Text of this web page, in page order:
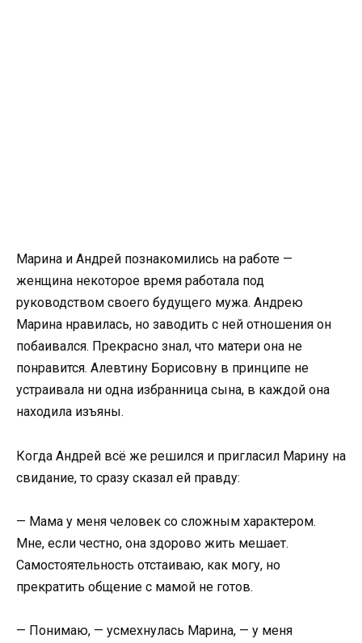
Марина и Андрей познакомились на работе —
женщина некоторое время работала под
руководством своего будущего мужа. Андрею
Марина нравилась, но заводить с ней отношения он
побаивался. Прекрасно знал, что матери она не
понравится. Алевтину Борисовну в принципе не
устраивала ни одна избранница сына, в каждой она
находила изъяны.
Когда Андрей всё же решился и пригласил Марину на
свидание, то сразу сказал ей правду:
— Мама у меня человек со сложным характером.
Мне, если честно, она здорово жить мешает.
Самостоятельность отстаиваю, как могу, но
прекратить общение с мамой не готов.
— Понимаю, — усмехнулась Марина, — у меня